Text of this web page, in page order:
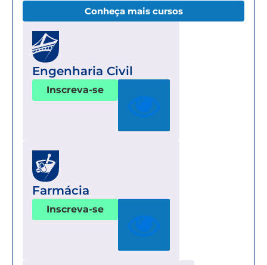
Conheça mais cursos
Engenharia Civil
Inscreva-se
Farmácia
Inscreva-se